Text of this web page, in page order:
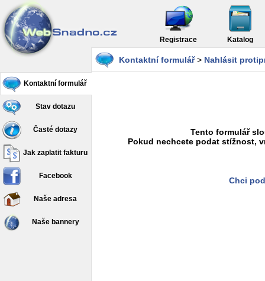
Registrace Katalog
Kontaktní formulář
Stav dotazu
Časté dotazy
Jak zaplatit fakturu
Facebook
Naše adresa
Naše bannery
Kontaktní formulář> Nahlásit
Tento formulář
Pokud nechcete podat stížnost,
Chci